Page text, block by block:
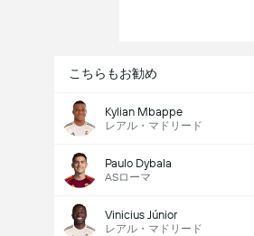
こちらもお勧め
Kylian Mbappe
レアル・マドリード
Paulo Dybala
ASローマ
Vinicius Júnior
レアル・マドリード